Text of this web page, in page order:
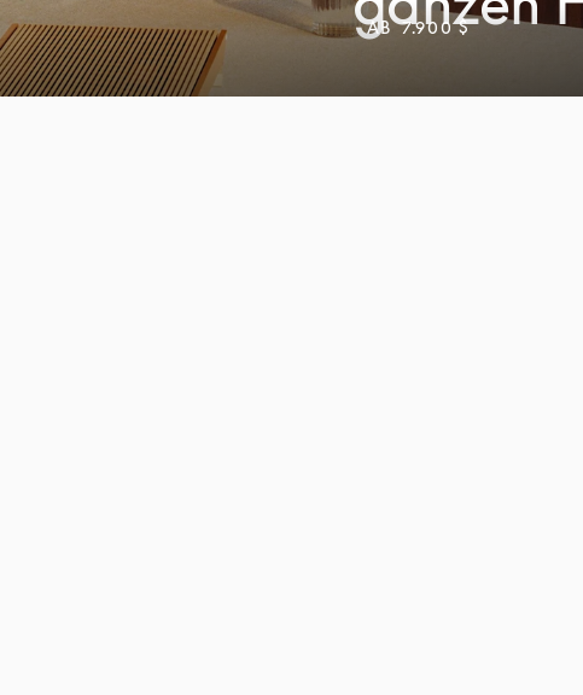
AB 7.900 $